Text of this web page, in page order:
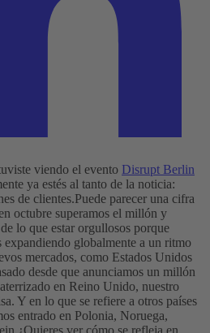
viendo el evento Disrupt Berlin
ya estés al tanto de la noticia:
de clientes.Puede parecer una cifra
octubre superamos el millón y
lo que estar orgullosos porque
expandiendo globalmente a un ritmo
mercados, como Estados Unidos
desde que anunciamos un millón
en Reino Unido, nuestro
Y en lo que se refiere a otros países
entrado en Polonia, Noruega,